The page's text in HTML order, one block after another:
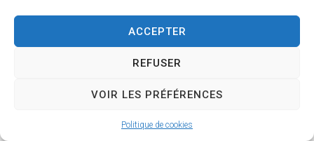
ACCEPTER
REFUSER
VOIR LES PRÉFÉRENCES
Politique de cookies
© 2025 Site créé par Utopia